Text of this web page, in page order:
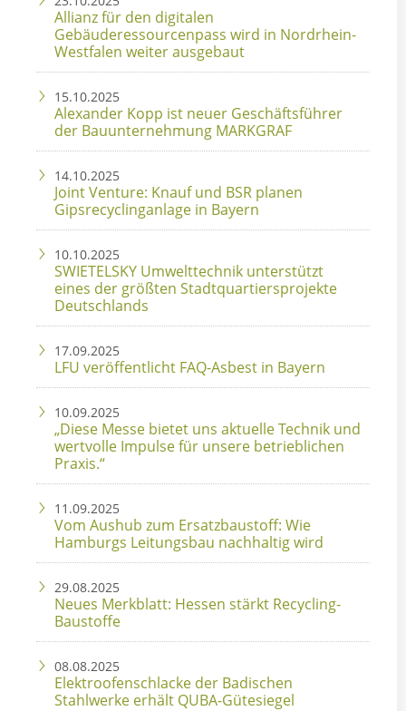
Allianz für den digitalen
Gebäuderessourcenpass wird in Nordrhein-
Westfalen weiter ausgebaut
15.10.2025
Alexander Kopp ist neuer Geschäftsführer
der Bauunternehmung MARKGRAF
14.10.2025
Joint Venture: Knauf und BSR planen
Gipsrecyclinganlage in Bayern
10.10.2025
SWIETELSKY Umwelttechnik unterstützt
eines der größten Stadtquartiersprojekte
Deutschlands
17.09.2025
LFU veröffentlicht FAQ-Asbest in Bayern
10.09.2025
„Diese Messe bietet uns aktuelle Technik und
wertvolle Impulse für unsere betrieblichen
Praxis.“
11.09.2025
Vom Aushub zum Ersatzbaustoff: Wie
Hamburgs Leitungsbau nachhaltig wird
29.08.2025
Neues Merkblatt: Hessen stärkt Recycling-
Baustoffe
08.08.2025
Elektroofenschlacke der Badischen
Stahlwerke erhält QUBA-Gütesiegel